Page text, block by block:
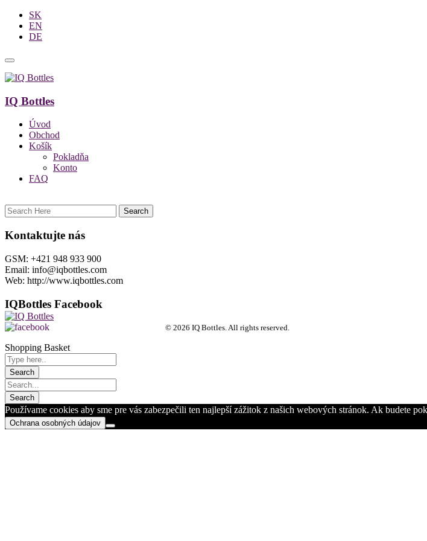
SK
EN
DE
IQ Bottles
Úvod
Obchod
Košík
Pokladňa
Konto
FAQ
Kontaktujte nás
GSM: +421 948 933 900
Email: info@iqbottles.com
Web: http://www.iqbottles.com
IQBottles Facebook
© 2026 IQ Bottles. All rights reserved.
Shopping Basket
Používame cookies aby sme pre vás zabezpečili ten najlepší zážitok z našich webových stránok. Ak budete
Ochrana osobných údajov